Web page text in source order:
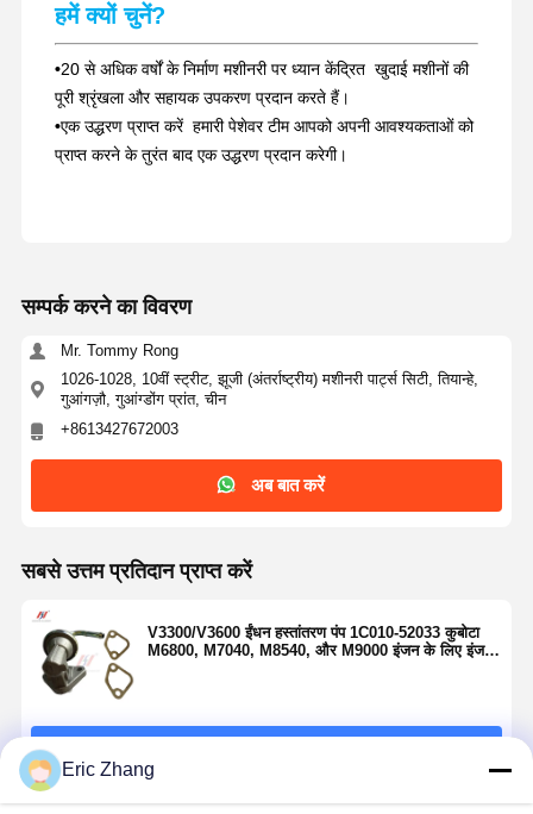
हमें क्यों चुनें?
•20 से अधिक वर्षों के निर्माण मशीनरी पर ध्यान केंद्रित ️ खुदाई मशीनों की
पूरी श्रृंखला और सहायक उपकरण प्रदान करते हैं।
•एक उद्धरण प्राप्त करें ️ हमारी पेशेवर टीम आपको अपनी आवश्यकताओं को
प्राप्त करने के तुरंत बाद एक उद्धरण प्रदान करेगी।
सम्पर्क करने का विवरण
Mr. Tommy Rong
1026-1028, 10वीं स्ट्रीट, झूजी (अंतर्राष्ट्रीय) मशीनरी पार्ट्स सिटी, तियान्हे,
गुआंगज़ौ, गुआंग्डोंग प्रांत, चीन
+8613427672003
अब बात करें
सबसे उत्तम प्रतिदान प्राप्त करें
V3300/V3600 ईंधन हस्तांतरण पंप 1C010-52033 कुबोटा
M6800, M7040, M8540, और M9000 इंजन के लिए इंजन
Eric Zhang